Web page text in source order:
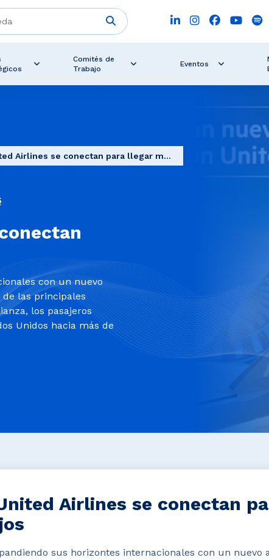
Comités de
Trabajo
Eventos
Airlines se conectan para llegar m...
con un nuevo
las principales
los pasajeros
Unidos hacia más de
Airlines se conectan
sus horizontes internacionales con un nuevo